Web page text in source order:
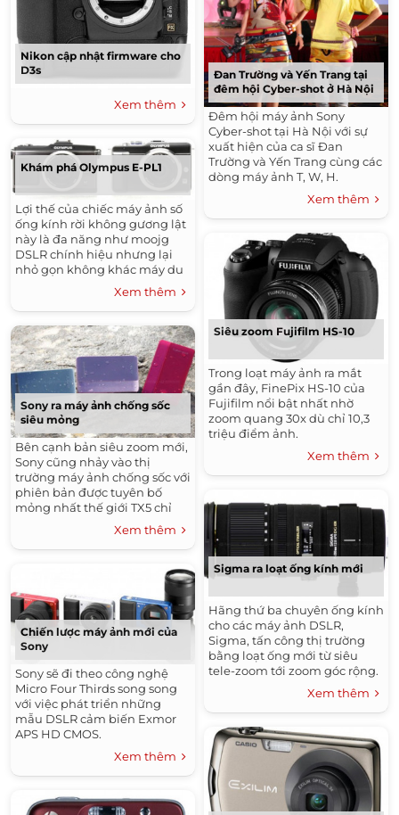
Nikon cập nhật firmware cho
D3s
Xem thêm
Khám phá Olympus E-PL1
Lợi thế của chiếc máy ảnh số
ống kính rời không gương lật
này là đa năng như moojg
DSLR chính hiệu nhưng lại
nhỏ gọn không khác máy du
Xem thêm
Sony ra máy ảnh chống sốc
siêu mỏng
Bên cạnh bản siêu zoom mới,
Sony cũng nhảy vào thị
trường máy ảnh chống sốc với
phiên bản được tuyên bố
mỏng nhất thế giới TX5 chỉ
Xem thêm
Chiến lược máy ảnh mới của
Sony
Sony sẽ đi theo công nghệ
Micro Four Thirds song song
với việc phát triển những
mẫu DSLR cảm biến Exmor
APS HD CMOS.
Xem thêm
Đan Trường và Yến Trang tại
đêm hội Cyber-shot ở Hà Nội
Đêm hội máy ảnh Sony
Cyber-shot tại Hà Nội với sự
xuất hiện của ca sĩ Đan
Trường và Yến Trang cùng các
dòng máy ảnh T, W, H.
Xem thêm
Siêu zoom Fujifilm HS-10
Trong loạt máy ảnh ra mắt
gần đây, FinePix HS-10 của
Fujifilm nổi bật nhất nhờ
zoom quang 30x dù chỉ 10,3
triệu điểm ảnh.
Xem thêm
Sigma ra loạt ống kính mới
Hãng thứ ba chuyên ống kính
cho các máy ảnh DSLR,
Sigma, tấn công thị trường
bằng loạt ống mới từ siêu
tele-zoom tới zoom góc rộng.
Xem thêm